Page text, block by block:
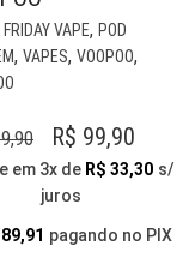
FRIDAY VAPE, POD
, VAPES, VOOPOO,
SER
O
PREÇO
ORIGINAL
ERA:
R$ 99,90
É:
em 3x de R$ 33,30 s/
juros
89,91 pagando no PIX